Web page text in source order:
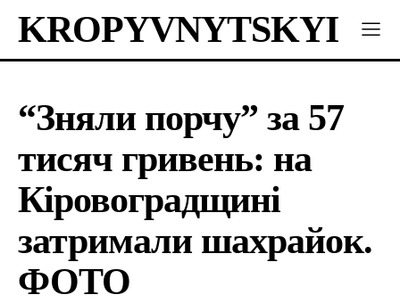
KROPYVNYTSKYI
“Зняли порчу” за 57
тисяч гривень: на
Кіровоградщині
затримали шахрайок.
ФОТО